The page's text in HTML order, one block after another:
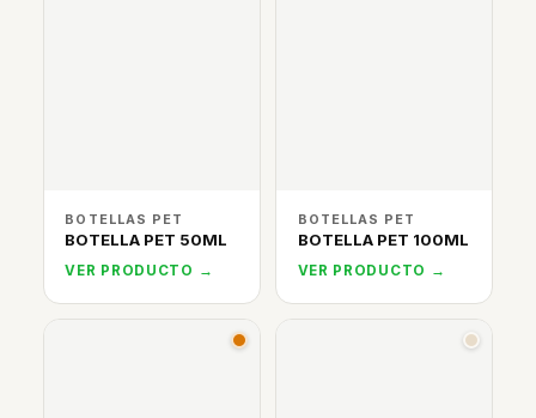
BOTELLAS PET
BOTELLA PET 50ML
VER PRODUCTO →
BOTELLAS PET
BOTELLA PET 100ML
VER PRODUCTO →